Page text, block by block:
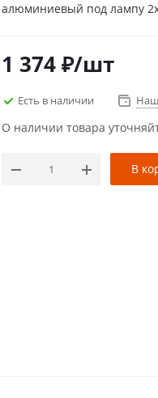
алюминиевый под лампу
1 374₽/шт
Есть в наличии
О наличии товара
В